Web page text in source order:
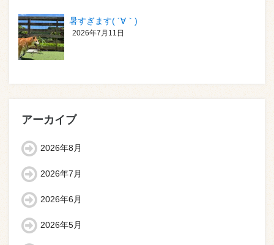
暑すぎます( ´∀｀)
2026年7月11日
アーカイブ
2026年8月
2026年7月
2026年6月
2026年5月